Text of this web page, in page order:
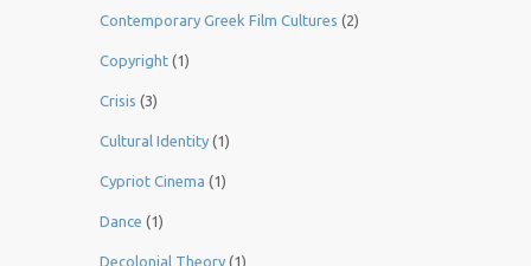
Contemporary Greek Film Cultures (2)
Copyright (1)
Crisis (3)
Cultural Identity (1)
Cypriot Cinema (1)
Dance (1)
Decolonial Theory (1)